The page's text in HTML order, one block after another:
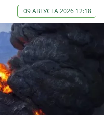
09 АВГУСТА 2026 12:18